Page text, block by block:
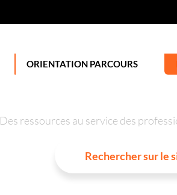
ORIENTATION PARCOURS
Des ressources au service des